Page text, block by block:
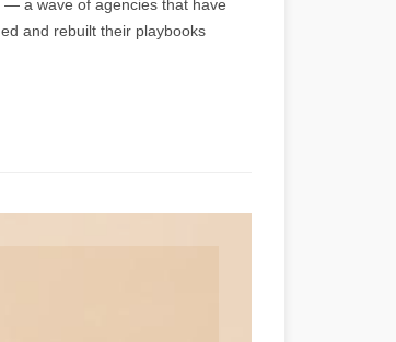
a wave of agencies that have
and rebuilt their playbooks